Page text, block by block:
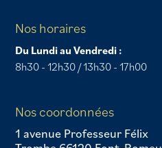
Nos horaires
Du Lundi au Vendredi :
8h30 - 12h30 / 13h30 - 17h00
Nos coordonnées
1 avenue Professeur Félix